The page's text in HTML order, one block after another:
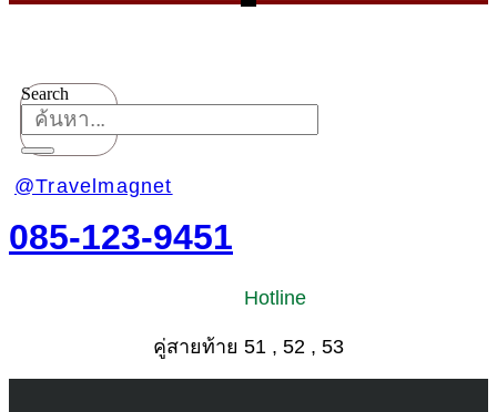
Search
@Travelmagnet
085-123-9451
Hotline
คู่สายท้าย 51 , 52 , 53